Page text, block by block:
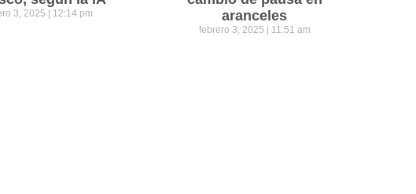
3, 2025 12:14 pm
aranceles
febrero 3, 2025 11:51 am